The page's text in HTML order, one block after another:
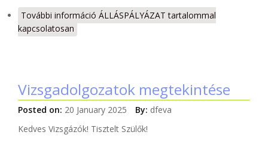
További információ ÁLLÁSPÁLYÁZAT tartalommal
kapcsolatosan
Vizsgadolgozatok megtekintése
Posted on: 20 January 2025 By: dfeva
Kedves Vizsgázók! Tisztelt Szülők!